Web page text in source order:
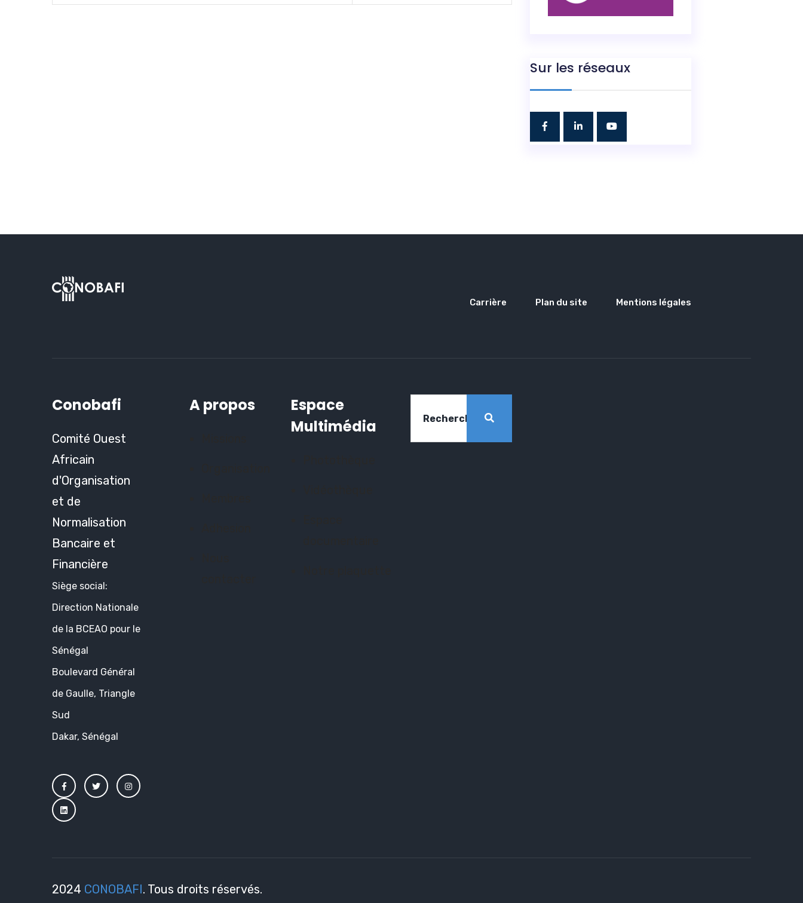
Sur les réseaux
Carrière Plan du site Mentions légales
Conobafi
Comité Ouest
Africain
d'Organisation
et de
Normalisation
Bancaire et
Financière
Siège social:
Direction Nationale
de la BCEAO pour le
Sénégal
Boulevard Général
de Gaulle, Triangle
Sud
Dakar, Sénégal
A propos
Espace
Multimédia
2024 CONOBAFI. Tous droits réservés.